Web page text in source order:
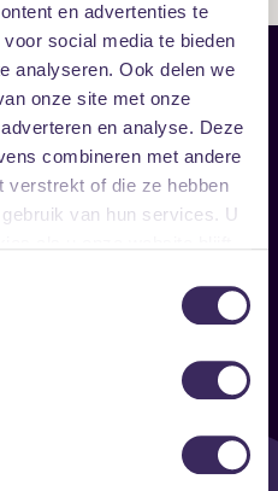
en advertenties te
social media te bieden
analyseren. Ook delen we
onze site met onze
en analyse. Deze
combineren met andere
verstrekt of die ze hebben
van hun services. U